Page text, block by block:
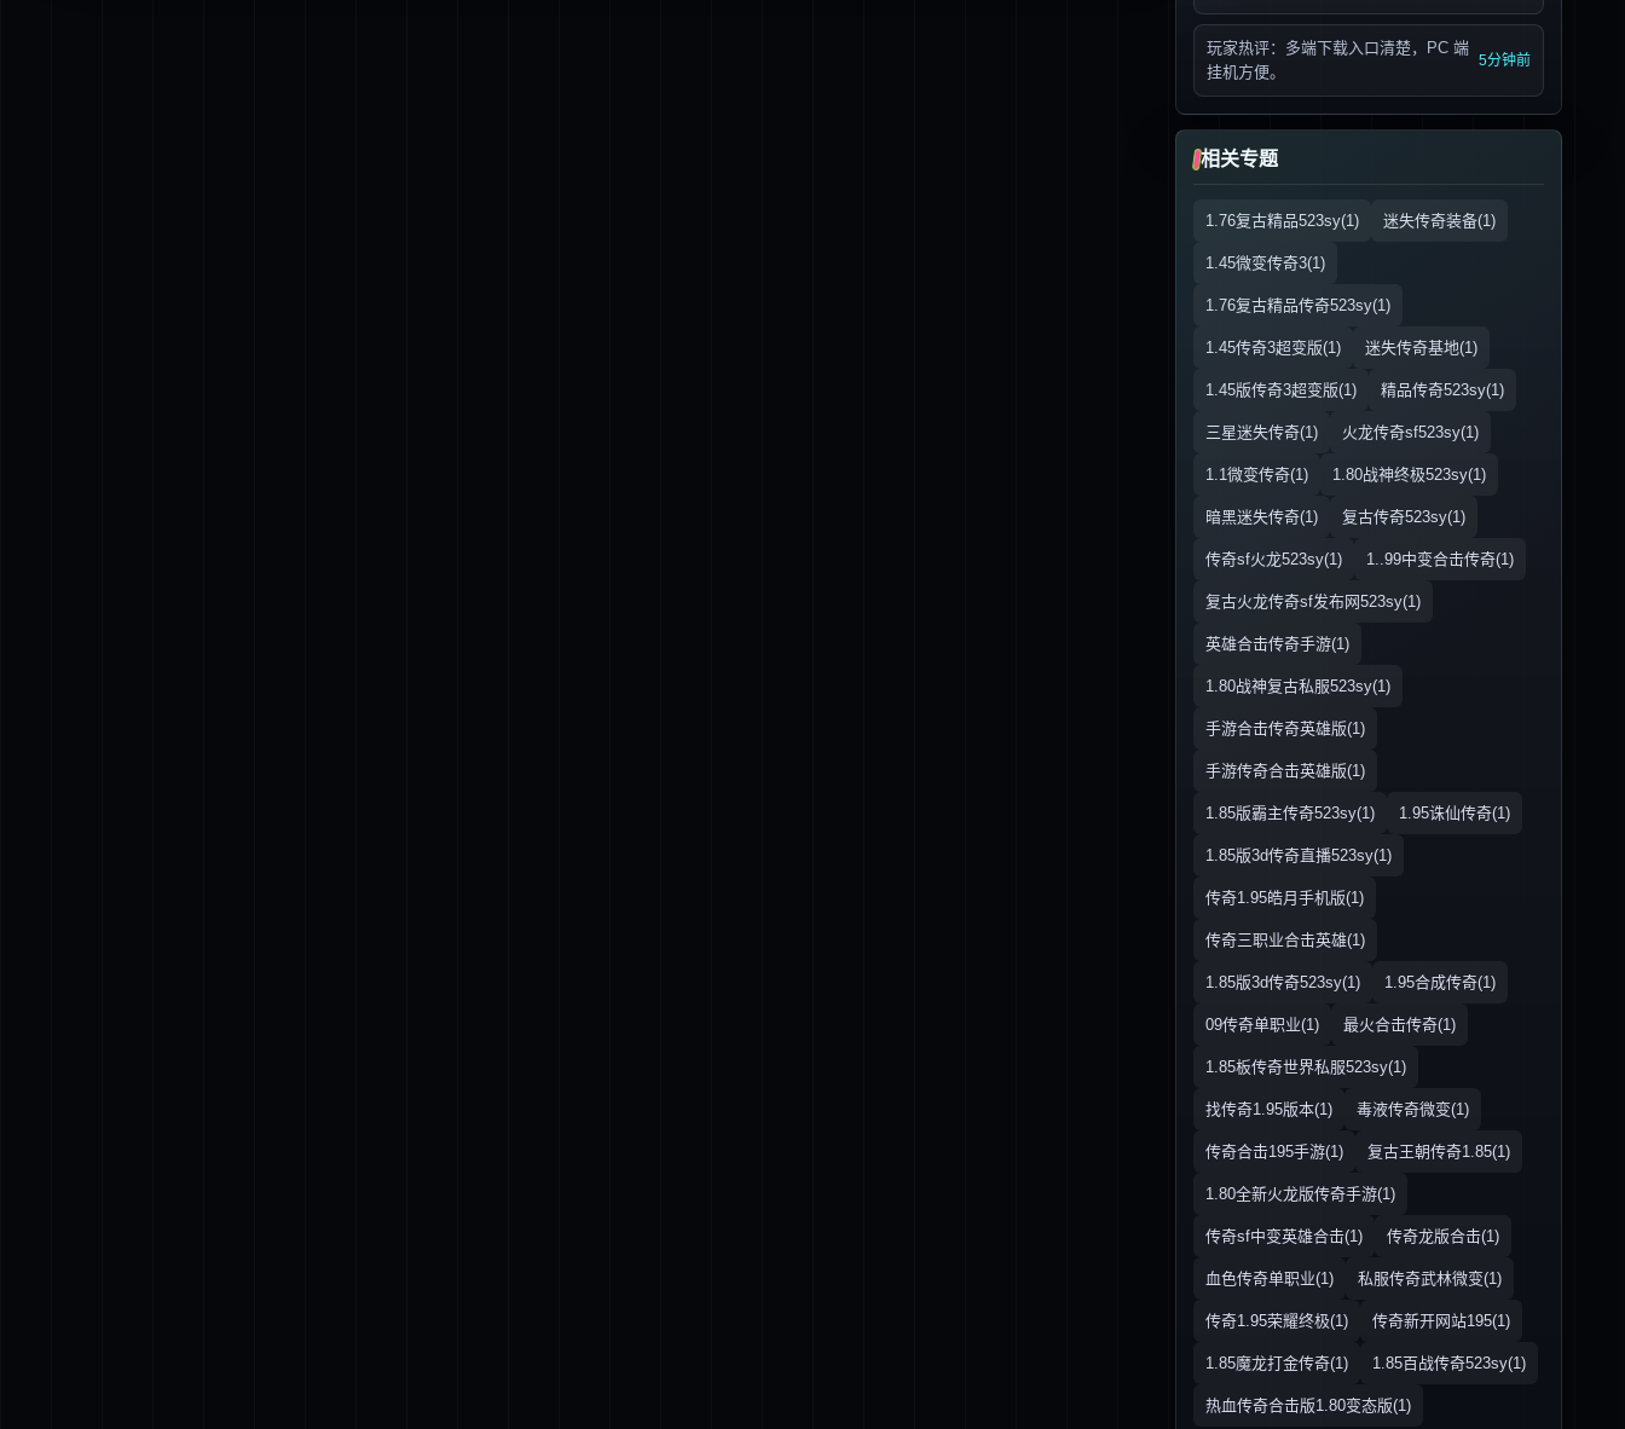
玩家热评：多端下载入口清楚，PC 端
挂机方便。
5分钟前
相关专题
1.76复古精品523sy(1) 迷失传奇装备(1)
1.45微变传奇3(1)
1.76复古精品传奇523sy(1)
1.45传奇3超变版(1) 迷失传奇基地(1)
1.45版传奇3超变版(1) 精品传奇523sy(1)
三星迷失传奇(1) 火龙传奇sf523sy(1)
1.1微变传奇(1) 1.80战神终极523sy(1)
暗黑迷失传奇(1) 复古传奇523sy(1)
传奇sf火龙523sy(1) 1..99中变合击传奇(1)
复古火龙传奇sf发布网523sy(1)
英雄合击传奇手游(1)
1.80战神复古私服523sy(1)
手游合击传奇英雄版(1)
手游传奇合击英雄版(1)
1.85版霸主传奇523sy(1) 1.95诛仙传奇(1)
1.85版3d传奇直播523sy(1)
传奇1.95皓月手机版(1)
传奇三职业合击英雄(1)
1.85版3d传奇523sy(1) 1.95合成传奇(1)
09传奇单职业(1) 最火合击传奇(1)
1.85板传奇世界私服523sy(1)
找传奇1.95版本(1) 毒液传奇微变(1)
传奇合击195手游(1) 复古王朝传奇1.85(1)
1.80全新火龙版传奇手游(1)
传奇sf中变英雄合击(1) 传奇龙版合击(1)
血色传奇单职业(1) 私服传奇武林微变(1)
传奇1.95荣耀终极(1) 传奇新开网站195(1)
1.85魔龙打金传奇(1) 1.85百战传奇523sy(1)
热血传奇合击版1.80变态版(1)